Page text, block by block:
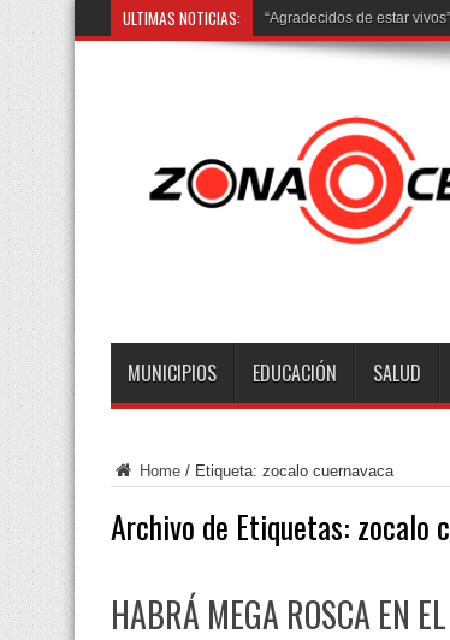
ULTIMAS NOTICIAS: “Agradecidos de estar
MUNICIPIOS EDUCACIÓN SALUD
Home / Etiqueta: zocalo cuernavaca
Archivo de Etiquetas: zocalo
HABRÁ MEGA ROSCA EN